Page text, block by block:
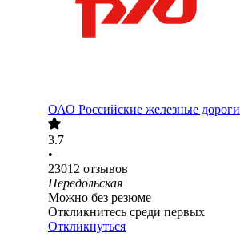
ОАО Российские железные дороги
3.7
•
23012 отзывов
Передольская
Можно без резюме
Откликнитесь среди первых
Откликнуться